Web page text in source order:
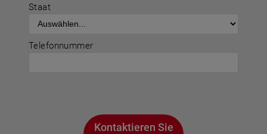
Staat
Telefonnummer
Kontaktieren Sie